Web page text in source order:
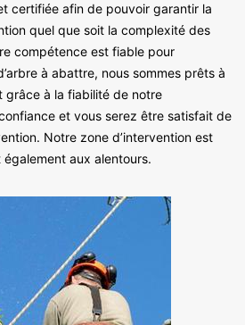
certifiée afin de pouvoir garantir la
quel que soit la complexité des
compétence est fiable pour
à abattre, nous sommes prêts à
grâce à la fiabilité de notre
et vous serez être satisfait de
Notre zone d’intervention est
aux alentours.